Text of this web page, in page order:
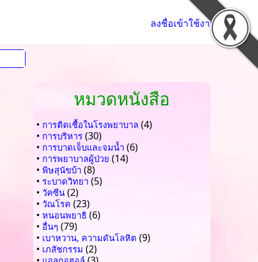
ลงชื่อเข้าใช้งาน
หมวดหนังสือ
• การติดเชื้อในโรงพยาบาล (4)
• การบริหาร (30)
• การบาดเจ็บและจมน้ำ (6)
• การพยาบาลผู้ป่วย (14)
• พิษสุนัขบ้า (8)
• ระบาดวิทยา (5)
• วัคซีน (2)
• วัณโรค (23)
• หนอนพยาธิ (6)
• อื่นๆ (79)
• เบาหวาน, ความดันโลหิต (9)
• เภสัชกรรม (2)